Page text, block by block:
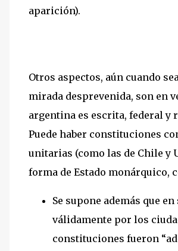
aparición).
Otros aspectos, aún cuando
mirada desprevenida, son en
argentina es escrita, federal y
Puede haber constituciones
unitarias (como las de Chile y
forma de Estado monárquico,
Se supone además que
válidamente por los
constituciones fueron